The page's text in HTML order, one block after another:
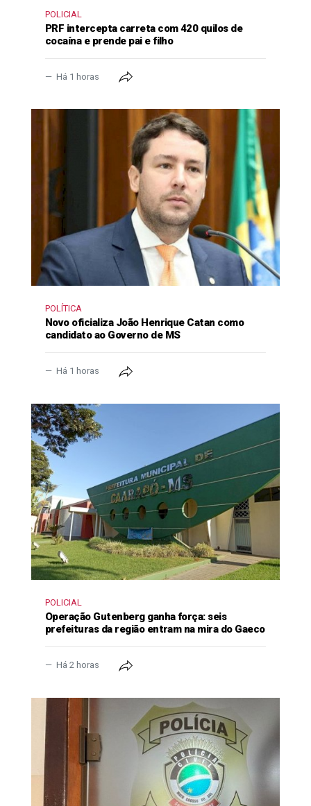
POLICIAL
PRF intercepta carreta com 420 quilos de
cocaína e prende pai e filho
Há 1 horas
POLÍTICA
Novo oficializa João Henrique Catan como
candidato ao Governo de MS
Há 1 horas
POLICIAL
Operação Gutenberg ganha força: seis
prefeituras da região entram na mira do Gaeco
Há 2 horas